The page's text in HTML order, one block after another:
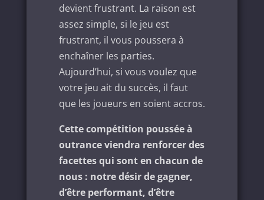
devient frustrant. La raison est
assez simple, si le jeu est
frustrant, il vous poussera à
enchaîner les parties.
Aujourd’hui, si vous voulez que
votre jeu ait du succès, il faut
que les joueurs en soient accros.
Cette compétition poussée à
outrance viendra renforcer des
facettes qui sont en chacun de
nous : notre désir de gagner,
d’être performant, d’être